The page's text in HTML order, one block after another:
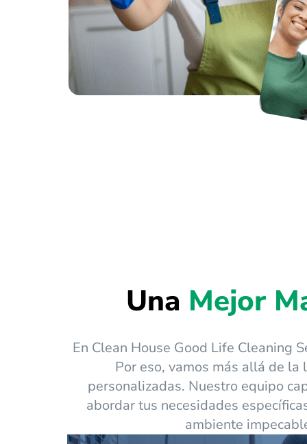
Una Mejor
En Clean House Good Life Cleaning
Por eso, vamos más allá de
personalizadas. Nuestro equipo
abordar tus necesidades
ambiente